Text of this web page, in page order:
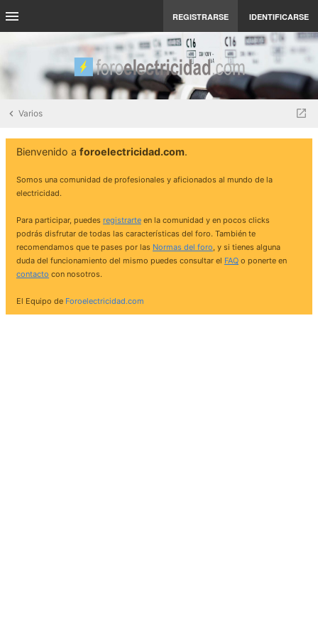
REGISTRARSE IDENTIFICARSE
Varios
Bienvenido a foroelectricidad.com.
Somos una comunidad de profesionales y aficionados al mundo de la
electricidad.
Para participar, puedes registrarte en la comunidad y en pocos clicks
podrás disfrutar de todas las características del foro. También te
recomendamos que te pases por las Normas del foro, y si tienes alguna
duda del funcionamiento del mismo puedes consultar el FAQ o ponerte en
contacto con nosotros.
El Equipo de Foroelectricidad.com